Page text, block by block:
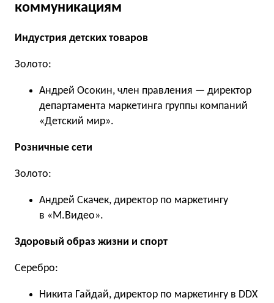
коммуникациям
Индустрия детских товаров
Золото:
Андрей Осокин, член правления — директор
департамента маркетинга группы компаний
«Детский мир».
Розничные сети
Золото:
Андрей Скачек, директор по маркетингу
в «М.Видео».
Здоровый образ жизни и спорт
Серебро:
Никита Гайдай, директор по маркетингу в DDX